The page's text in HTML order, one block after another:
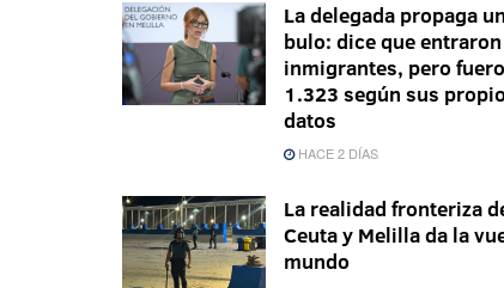
La delegada propaga un
bulo: dice que
inmigrantes, pero
1.323 según sus
datos
HACE 2 DÍAS
La realidad fronteriza
Ceuta y Melilla da la
mundo